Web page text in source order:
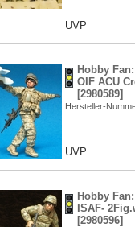
UVP
Hobby
OIF ACU
[2980589]
Hersteller-
UVP
Hobby
ISAF-
[2980596]